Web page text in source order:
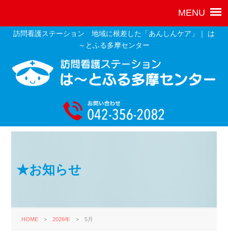
訪問看護ステーション 地域に根差した「あんしんケア」｜ は
～とふる多摩センター
★お知らせ
HOME >2026年 >5月